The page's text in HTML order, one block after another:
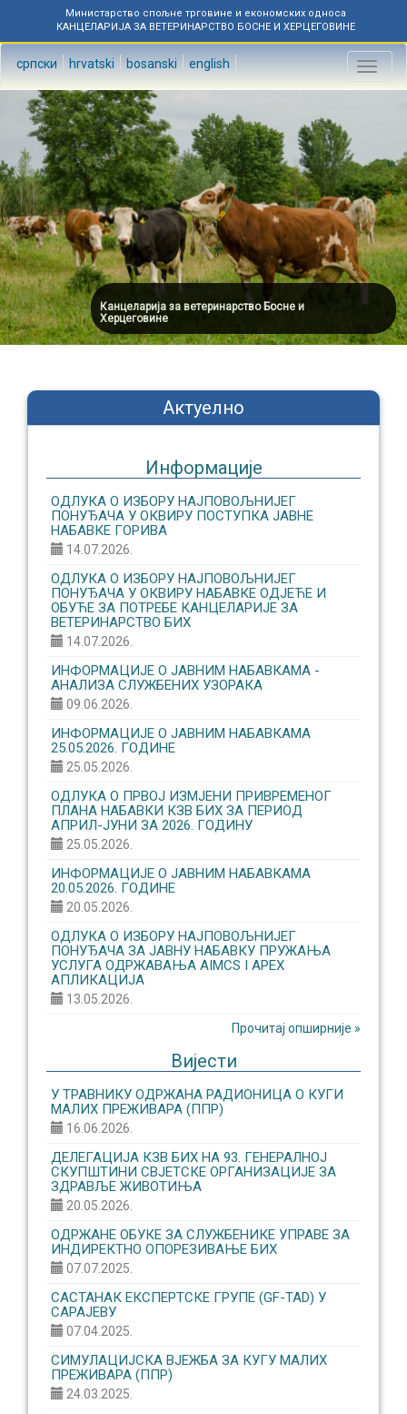
Министарство спољне трговине и економских односа
КАНЦЕЛАРИЈА ЗА ВЕТЕРИНАРСТВО БОСНЕ И ХЕРЦЕГОВИНЕ
српски hrvatski bosanski english
Toggle
Канцеларија за ветеринарство Босне и
Херцеговине
Актуелно
Информације
ОДЛУКА О ИЗБОРУ НАЈПОВОЉНИЈЕГ
ПОНУЂАЧА У ОКВИРУ ПОСТУПКА ЈАВНЕ
НАБАВКЕ ГОРИВА
14.07.2026.
ОДЛУКА О ИЗБОРУ НАЈПОВОЉНИЈЕГ
ПОНУЂАЧА У ОКВИРУ НАБАВКЕ ОДЈЕЋЕ И
ОБУЋЕ ЗА ПОТРЕБЕ КАНЦЕЛАРИЈЕ ЗА
ВЕТЕРИНАРСТВО БИХ
14.07.2026.
ИНФОРМАЦИЈЕ О ЈАВНИМ НАБАВКАМА -
АНАЛИЗА СЛУЖБЕНИХ УЗОРАКА
09.06.2026.
ИНФОРМАЦИЈЕ О ЈАВНИМ НАБАВКАМА
25.05.2026. ГОДИНЕ
25.05.2026.
ОДЛУКА О ПРВОЈ ИЗМЈЕНИ ПРИВРЕМЕНОГ
ПЛАНА НАБАВКИ КЗВ БИХ ЗА ПЕРИОД
АПРИЛ-ЈУНИ ЗА 2026. ГОДИНУ
25.05.2026.
ИНФОРМАЦИЈЕ О ЈАВНИМ НАБАВКАМА
20.05.2026. ГОДИНЕ
20.05.2026.
ОДЛУКА О ИЗБОРУ НАЈПОВОЉНИЈЕГ
ПОНУЂАЧА ЗА ЈАВНУ НАБАВКУ ПРУЖАЊА
УСЛУГА ОДРЖАВАЊА AIMCS I APEX
АПЛИКАЦИЈА
13.05.2026.
Прочитај опширније »
Вијести
У ТРАВНИКУ ОДРЖАНА РАДИОНИЦА О КУГИ
МАЛИХ ПРЕЖИВАРА (ППР)
16.06.2026.
ДЕЛЕГАЦИЈА КЗВ БИХ НА 93. ГЕНЕРАЛНОЈ
СКУПШТИНИ СВЈЕТСКЕ ОРГАНИЗАЦИЈЕ ЗА
ЗДРАВЉЕ ЖИВОТИЊА
20.05.2026.
ОДРЖАНЕ ОБУКЕ ЗА СЛУЖБЕНИКЕ УПРАВЕ ЗА
ИНДИРЕКТНО ОПОРЕЗИВАЊЕ БИХ
07.07.2025.
САСТАНАК ЕКСПЕРТСКЕ ГРУПЕ (GF-TAD) У
САРАЈЕВУ
07.04.2025.
СИМУЛАЦИЈСКА ВЈЕЖБА ЗА КУГУ МАЛИХ
ПРЕЖИВАРА (ППР)
24.03.2025.